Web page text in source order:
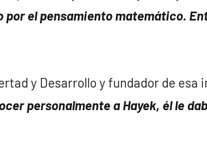
por el pensamiento matemático.
y Desarrollo y fundador de esa
personalmente a Hayek, él le